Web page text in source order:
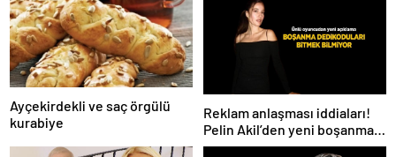
Ayçekirdekli ve saç örgülü
kurabiye
Reklam anlaşması iddiaları!
Pelin Akil’den yeni boşanma
açıklaması